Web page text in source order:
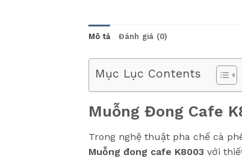
Mô tả Đánh giá (0)
Mục Lục Contents
Muỗng Đong Cafe
Trong nghệ thuật pha chế cà
Muỗng đong cafe K8003 với